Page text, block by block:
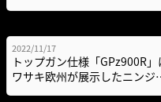
2022/11/17
トップガン仕様「GPz900R
ワサキ欧州が展示したニン